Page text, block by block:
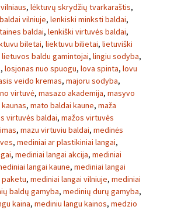
, lėktuvų skrydžių tvarkaraštis,
vilniuje, lenkiski minksti baldai,
baldai, lenkiški virtuvės baldai,
biletai, liektuvu bilietai, lietuviški
lietuvos baldu gamintojai, lingiu sodyba,
, losjonas nuo spuogu, lova spinta, lovu
veido kremas, majoru sodyba,
virtuvė, masazo akademija, masyvo
, mato baldai kaune, maža
virtuvės baldai, mažos virtuvės
, mazu virtuviu baldai, medinės
, mediniai ar plastikiniai langai,
, mediniai langai akcija, mediniai
langai kaune, mediniai langai
paketu, mediniai langai vilniuje, mediniai
baldų gamyba, medinių durų gamyba,
kaina, mediniu langu kainos, medzio